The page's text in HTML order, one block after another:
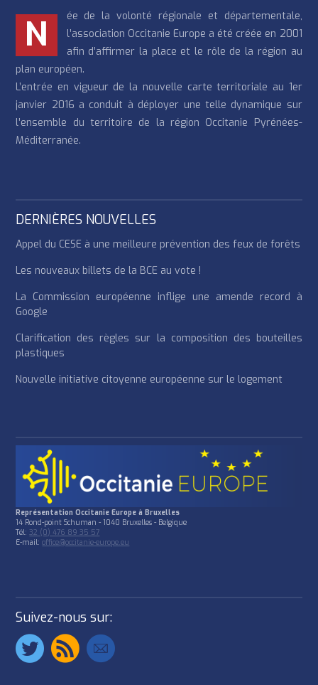
N
ée de la volonté régionale et départementale,
l’association Occitanie Europe a été créée en 2001
afin d’affirmer la place et le rôle de la région au
plan européen.
L’entrée en vigueur de la nouvelle carte territoriale au 1er
janvier 2016 a conduit à déployer une telle dynamique sur
l’ensemble du territoire de la région Occitanie Pyrénées-
Méditerranée.
DERNIÈRES NOUVELLES
Appel du CESE à une meilleure prévention des feux de forêts
Les nouveaux billets de la BCE au vote !
La Commission européenne inflige une amende record à
Google
Clarification des règles sur la composition des bouteilles
plastiques
Nouvelle initiative citoyenne européenne sur le logement
Représentation Occitanie Europe à Bruxelles
14 Rond-point Schuman - 1040 Bruxelles - Belgique
Tél:32 (0) 476 89 35 57
E-mail:office@occitanie-europe.eu
Suivez-nous sur: